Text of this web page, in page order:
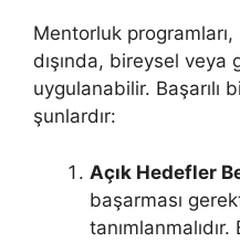
Mentorluk
dışında, bireysel
uygulanabilir. Başarılı
şunlardır:
Açık Hedefler
başarması